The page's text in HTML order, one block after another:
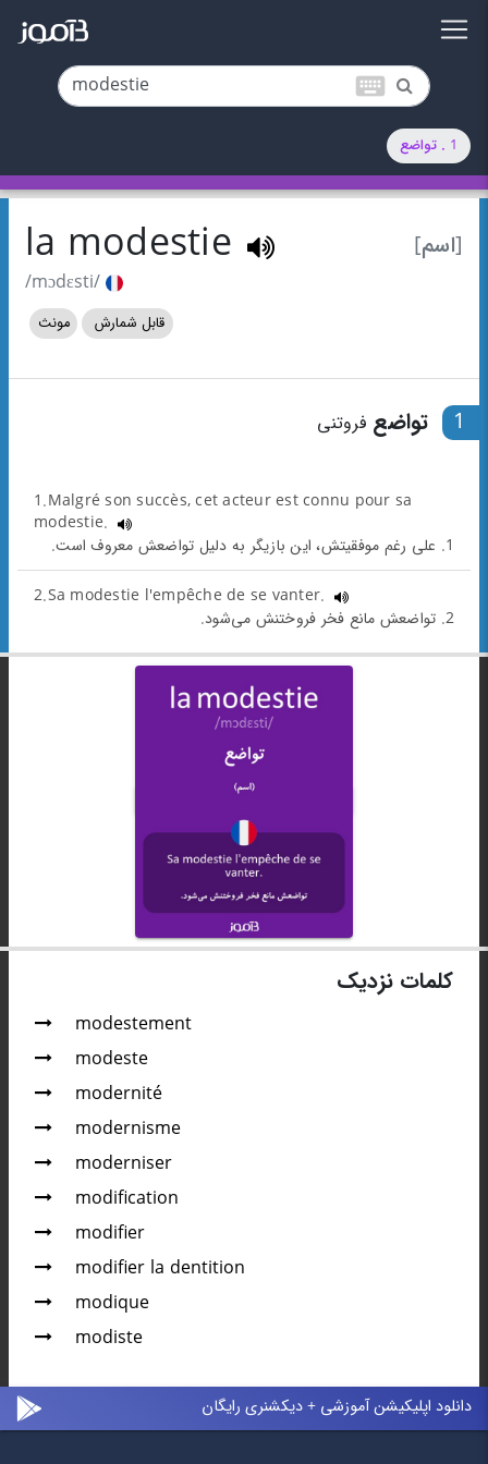
keyboard
1 . تواضع
[اسم] la modestie
/mɔdɛsti/
قابل شمارش مونث
1 تواضع فروتنی
1.Malgré son succès, cet acteur est connu pour sa
modestie.
1. علی رغم موفقیتش، این بازیگر به دلیل تواضعش معروف است.
2.Sa modestie l'empêche de se vanter.
2. تواضعش مانع فخر فروختنش می‌شود.
کلمات نزدیک
modestement
modeste
modernité
modernisme
moderniser
modification
modifier
modifier la dentition
modique
modiste
دانلود اپلیکیشن آموزشی + دیکشنری رایگان